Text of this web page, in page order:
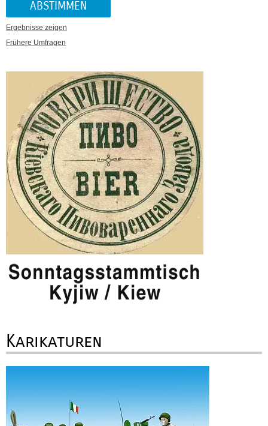
Ergebnisse zeigen
Frühere Umfragen
Karikaturen